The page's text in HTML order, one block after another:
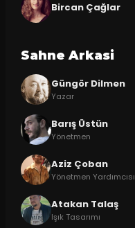
Bircan Çağlar
Sahne Arkasi
Güngör Dilmen
Yazar
Barış Üstün
Yönetmen
Aziz Çoban
Yönetmen Yardımcısı
Atakan Talaş
Işık Tasarımı